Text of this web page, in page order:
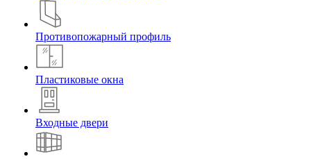
Противопожарный профиль
Пластиковые окна
Входные двери